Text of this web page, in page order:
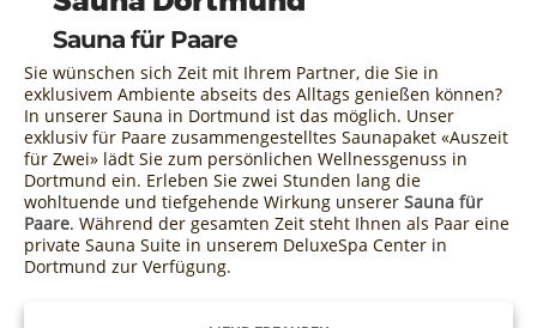
Sauna für Paare
Sie wünschen sich Zeit mit Ihrem Partner, die Sie in
exklusivem Ambiente abseits des Alltags genießen können?
In unserer Sauna in Dortmund ist das möglich. Unser
exklusiv für Paare zusammengestelltes Saunapaket «Auszeit
für Zwei» lädt Sie zum persönlichen Wellnessgenuss in
Dortmund ein. Erleben Sie zwei Stunden lang die
wohltuende und tiefgehende Wirkung unserer Sauna für
Paare. Während der gesamten Zeit steht Ihnen als Paar eine
private Sauna Suite in unserem DeluxeSpa Center in
Dortmund zur Verfügung.